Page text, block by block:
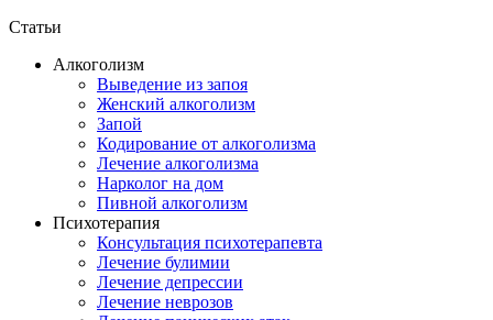
Статьи
Алкоголизм
Выведение из запоя
Женский алкоголизм
Запой
Кодирование от алкоголизма
Лечение алкоголизма
Нарколог на дом
Пивной алкоголизм
Психотерапия
Консультация психотерапевта
Лечение булимии
Лечение депрессии
Лечение неврозов